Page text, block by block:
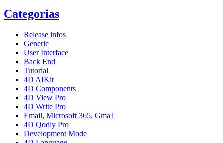
Categorias
Release infos
Generic
User Interface
Back End
Tutorial
4D AIKit
4D Components
4D View Pro
4D Write Pro
Email, Microsoft 365, Gmail
4D Qodly Pro
Development Mode